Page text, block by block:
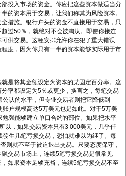
投入市场的资金。你应把这些资本做适当分
的资本用于交易，让我们称其为风险资本。
措施。银行户头的资金不直接用于交易，只
过50％，就绝对不会被淘汰。即使你接连
供交易。这種安排允许你在犯了重大错误
度，因为你只有一半的资本能够实际用于市
是将其金额设定为资本的某固定百分率。这
率都设定为5％或更少，换言之，每笔交易
认的水平，但专业交易者则把它降低到
户规模高达5万美元也是如此。对于5万美
强能够建立单口合约的部位。如果把水平
以，如果交易资本只有3 000美元，几乎任
生几笔亏损交易，恐怕就难以为继了。每
则就不至于被迫退出交易。只要态度保守，
交易市场上，连续5笔亏损交易是很常见
如果资本足够充裕，连续5笔亏损交易不至